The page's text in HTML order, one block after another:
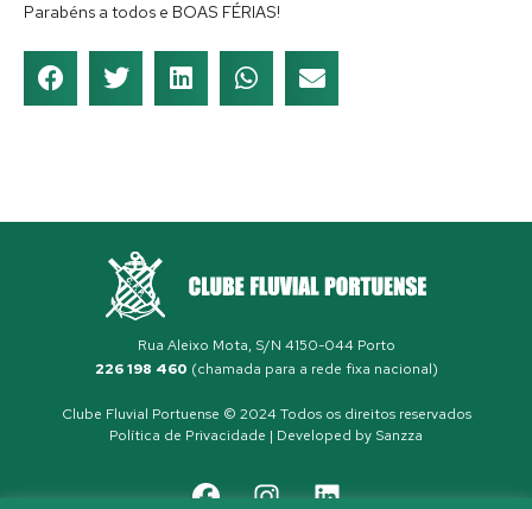
Parabéns a todos e BOAS FÉRIAS!
Rua Aleixo Mota, S/N 4150-044 Porto
226 198 460 (chamada para a rede fixa nacional)
Clube Fluvial Portuense © 2024 Todos os direitos reservados
Política de Privacidade | Developed by Sanzza